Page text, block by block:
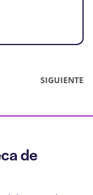
SIGUIENTE
de